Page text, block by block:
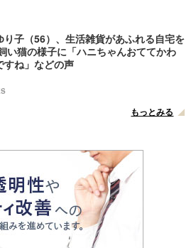
り子（56）、生活雑貨があふれる自宅を
い猫の様子に「ハニちゃんおててかわ
すね」などの声
もっとみる